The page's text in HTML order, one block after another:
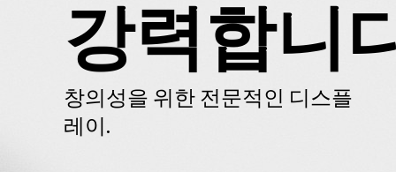
강력합니
창의성을 위한 전문적인 디스플
레이.